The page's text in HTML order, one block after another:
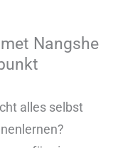
Nangshe
alles selbst